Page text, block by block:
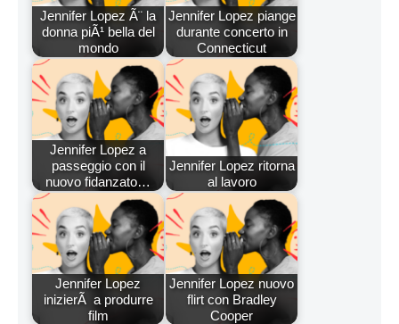
Jennifer Lopez Ã¨ la
donna piÃ¹ bella del
mondo
Jennifer Lopez piange
durante concerto in
Connecticut
Jennifer Lopez a
passeggio con il
nuovo fidanzato…
Jennifer Lopez ritorna
al lavoro
Jennifer Lopez
inizierÃ a produrre
film
Jennifer Lopez nuovo
flirt con Bradley
Cooper